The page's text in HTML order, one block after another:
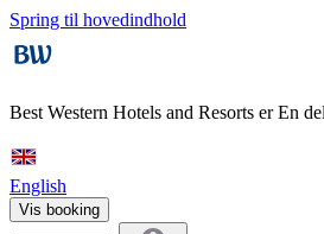
Spring til hovedindhold
Best Western Hotels and Resorts erEn
English
Vis booking